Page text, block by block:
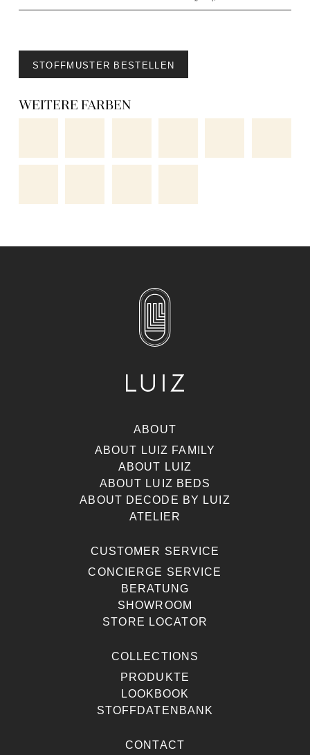
STOFFMUSTER BESTELLEN
WEITERE FARBEN
ABOUT
ABOUT LUIZ FAMILY
ABOUT LUIZ
ABOUT LUIZ BEDS
ABOUT DECODE BY LUIZ
ATELIER
CUSTOMER SERVICE
CONCIERGE SERVICE
BERATUNG
SHOWROOM
STORE LOCATOR
COLLECTIONS
PRODUKTE
LOOKBOOK
STOFFDATENBANK
CONTACT